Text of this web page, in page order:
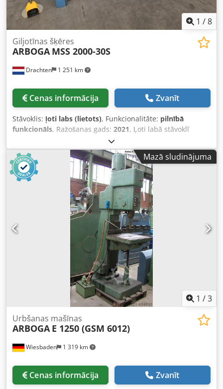
1 /8
Drachten 1 251 km
Giljotīnas šķēres
ARBOGA MSS 2000-30S
Cenas informācija Zvanīt
Stāvoklis: ļoti labs (lietots), Funkcionalitāte: pilnībā
funkcionāls, Ražošanas gads: 2021, Ļoti labā stāvoklī
Arboga lokšņu šķēres Tips MSS 2000-30S Jauda 2025 x 3
mm Regulējams aizmugures atdurelements Return to
sender (automātiska atgriešana) Ieejas drošības ierīce
aizmugurē Crsdpfx Aeza U Inef Dsf
Mazā sludinājuma
1 /3
Wiesbaden 1 319 km
Urbšanas mašīnas
ARBOGA E 1250 (GSM 6012)
Cenas informācija Zvanīt